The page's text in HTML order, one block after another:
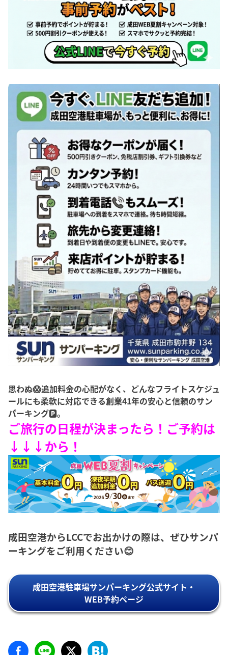
思わぬ😱追加料金の心配がなく、どんなフライトスケジュ
ールにも柔軟に対応できる創業41年の安心と信頼のサン
パーキング🅿️。
ご旅行の日程が決まったら！ご予約は
↓↓↓から！
成田空港からLCCでお出かけの際は、ぜひサンパ
ーキングをご利用ください😊
成田空港駐車場サンパーキング公式サイト・
WEB予約ページ